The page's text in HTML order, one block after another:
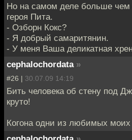
Но на самом деле больше чем
героя Пита.
- Озборн Кокс?
- Я добрый самаритянин.
- У меня Ваша деликатная
cephalochordata »
#26 | 30.07.09 14:19
Бить человека об стену под
круто!
Когона одни из любимых моих